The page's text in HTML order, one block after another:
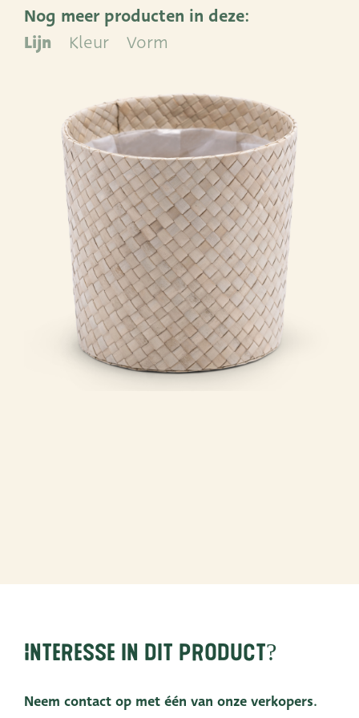
ADRES
Leemolen 70
Nog meer producten in deze:
Lijn
Kleur Vorm
Interesse in dit product?
Neem contact op met één van onze verkopers.